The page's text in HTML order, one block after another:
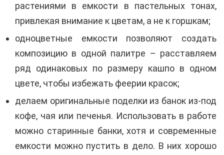
растениями в емкости в пастельных тонах,
привлекая внимание к цветам, а не к горшкам;
одноцветные емкости позволяют создать
композицию в одной палитре – расставляем
ряд одинаковых по размеру кашпо в одном
цвете, чтобы избежать феерии красок;
делаем оригинальные поделки из банок из-под
кофе, чая или печенья. Использовать в работе
можно старинные банки, хотя и современные
емкости можно пустить в дело. В них хорошо